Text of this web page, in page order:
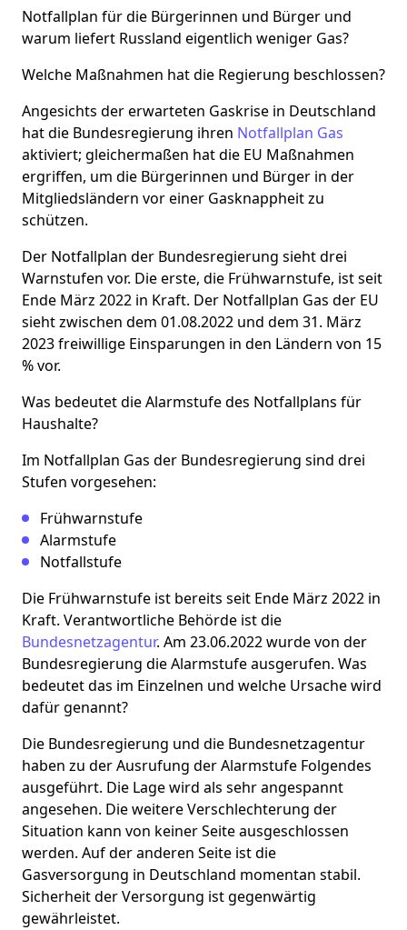
Notfallplan für die Bürgerinnen und Bürger und
warum liefert Russland eigentlich weniger Gas?
Welche Maßnahmen hat die Regierung beschlossen?
Angesichts der erwarteten Gaskrise in Deutschland
hat die Bundesregierung ihren Notfallplan Gas
aktiviert; gleichermaßen hat die EU Maßnahmen
ergriffen, um die Bürgerinnen und Bürger in der
Mitgliedsländern vor einer Gasknappheit zu
schützen.
Der Notfallplan der Bundesregierung sieht drei
Warnstufen vor. Die erste, die Frühwarnstufe, ist seit
Ende März 2022 in Kraft. Der Notfallplan Gas der EU
sieht zwischen dem 01.08.2022 und dem 31. März
2023 freiwillige Einsparungen in den Ländern von 15
% vor.
Was bedeutet die Alarmstufe des Notfallplans für
Haushalte?
Im Notfallplan Gas der Bundesregierung sind drei
Stufen vorgesehen:
Frühwarnstufe
Alarmstufe
Notfallstufe
Die Frühwarnstufe ist bereits seit Ende März 2022 in
Kraft. Verantwortliche Behörde ist die
Bundesnetzagentur. Am 23.06.2022 wurde von der
Bundesregierung die Alarmstufe ausgerufen. Was
bedeutet das im Einzelnen und welche Ursache wird
dafür genannt?
Die Bundesregierung und die Bundesnetzagentur
haben zu der Ausrufung der Alarmstufe Folgendes
ausgeführt. Die Lage wird als sehr angespannt
angesehen. Die weitere Verschlechterung der
Situation kann von keiner Seite ausgeschlossen
werden. Auf der anderen Seite ist die
Gasversorgung in Deutschland momentan stabil.
Sicherheit der Versorgung ist gegenwärtig
gewährleistet.